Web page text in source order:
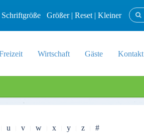
Schriftgröße Größer| Reset | Kleiner
Wirtschaft Gäste Kontakt
u v w x y z #